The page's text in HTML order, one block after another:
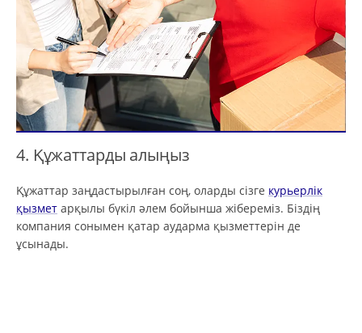
4. Құжаттарды алыңыз
Құжаттар заңдастырылған соң, оларды сізге курьерлік
қызмет арқылы бүкіл әлем бойынша жібереміз. Біздің
компания сонымен қатар аударма қызметтерін де
ұсынады.